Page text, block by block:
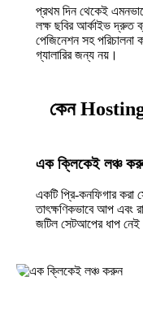
প্রথম দিন থেকেই
লক্ষ ছবির আর্কাইভ দ্রুত
পেজিনেশন সহ
গ্যালারির জন্য নয়।
কেন
এক ক্লিকেই লঞ্চ
একটি প্রি-কনফিগার করা
তাৎক্ষণিকভাবে আপ এবং
জটিল সেটআপের ধাপ